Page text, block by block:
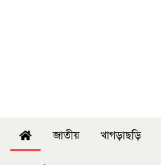
জাতীয় খাগড়াছড়ি